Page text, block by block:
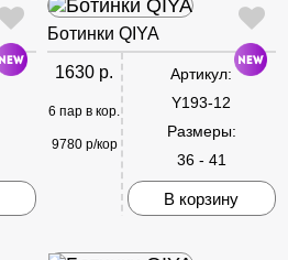
Ботинки QIYA
1630 р.
6 пар в кор.
9780 р/кор
Артикул:
Y193-12
Размеры:
36 - 41
В корзину